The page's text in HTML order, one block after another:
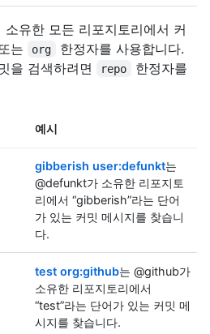
유한 모든 리포지토리에서 커
또는 org
한정자를 사용합니다.
을 검색하려면
repo
한정자를
예시
gibberish user:defunkt는
@defunkt가 소유한 리포지토
리에서 “gibberish”라는 단어
가 있는 커밋 메시지를 찾습니
다.
test org:github는 @github가
소유한 리포지토리에서
“test”라는 단어가 있는 커밋 메
시지를 찾습니다.